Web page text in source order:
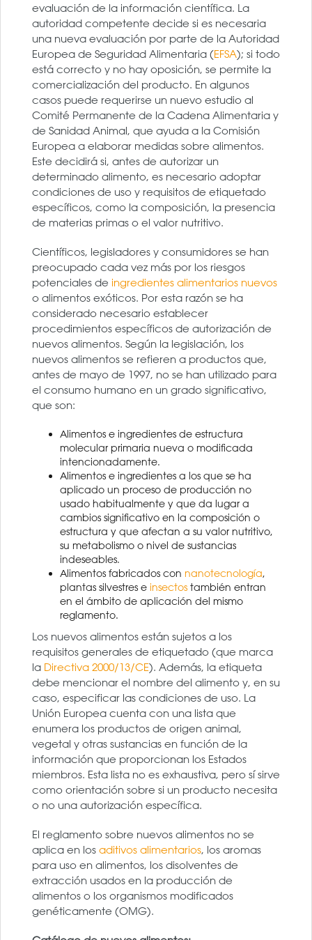
evaluación de la información científica. La
autoridad competente decide si es necesaria
una nueva evaluación por parte de la Autoridad
Europea de Seguridad Alimentaria (EFSA); si todo
está correcto y no hay oposición, se permite la
comercialización del producto. En algunos
casos puede requerirse un nuevo estudio al
Comité Permanente de la Cadena Alimentaria y
de Sanidad Animal, que ayuda a la Comisión
Europea a elaborar medidas sobre alimentos.
Este decidirá si, antes de autorizar un
determinado alimento, es necesario adoptar
condiciones de uso y requisitos de etiquetado
específicos, como la composición, la presencia
de materias primas o el valor nutritivo.
Científicos, legisladores y consumidores se han
preocupado cada vez más por los riesgos
potenciales de ingredientes alimentarios nuevos
o alimentos exóticos. Por esta razón se ha
considerado necesario establecer
procedimientos específicos de autorización de
nuevos alimentos. Según la legislación, los
nuevos alimentos se refieren a productos que,
antes de mayo de 1997, no se han utilizado para
el consumo humano en un grado significativo,
que son:
Alimentos e ingredientes de estructura
molecular primaria nueva o modificada
intencionadamente.
Alimentos e ingredientes a los que se ha
aplicado un proceso de producción no
usado habitualmente y que da lugar a
cambios significativo en la composición o
estructura y que afectan a su valor nutritivo,
su metabolismo o nivel de sustancias
indeseables.
Alimentos fabricados con nanotecnología,
plantas silvestres e insectos también entran
en el ámbito de aplicación del mismo
reglamento.
Los nuevos alimentos están sujetos a los
requisitos generales de etiquetado (que marca
la Directiva 2000/13/CE). Además, la etiqueta
debe mencionar el nombre del alimento y, en su
caso, especificar las condiciones de uso. La
Unión Europea cuenta con una lista que
enumera los productos de origen animal,
vegetal y otras sustancias en función de la
información que proporcionan los Estados
miembros. Esta lista no es exhaustiva, pero sí sirve
como orientación sobre si un producto necesita
o no una autorización específica.
El reglamento sobre nuevos alimentos no se
aplica en los aditivos alimentarios, los aromas
para uso en alimentos, los disolventes de
extracción usados en la producción de
alimentos o los organismos modificados
genéticamente (OMG).